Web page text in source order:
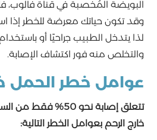
البويضة المُخصبة في قناة فالوب،
وقد تكون حياتك معرضة للخطر إذا
لذا يتدخل الطبيب جراحيًا أو
والتخلص منه فور اكتشاف الإصابة.
عوامل خطر الحمل
تتعلق إصابة نحو 50%
خارج الرحم بعوامل الخطر التالية: